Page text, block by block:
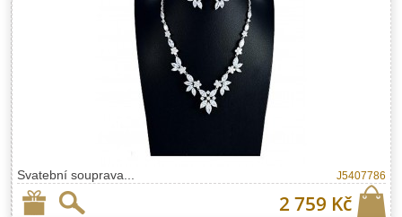
Svatební souprava... J5407786
2 759 Kč